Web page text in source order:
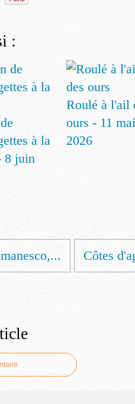
:
à la
8 juin
Roulé à l'ail
ours - 11 mai
2026
Côtes